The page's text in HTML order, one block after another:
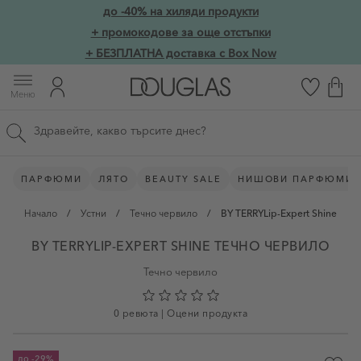
Прескачане към съдържаниетодо -40% на хиляди продукти
+ промокодове за още отстъпки
+ БЕЗПЛАТНА доставка с Box Now
Меню
ПАРФЮМИ ЛЯТО BEAUTY SALE НИШОВИ ПАРФЮМИ
Начало / Устни / Течно червило / BY TERRYLip-Expert Shine
BY TERRYLIP-EXPERT SHINE ТЕЧНО ЧЕРВИЛО
Течно червило
0 ревюта | Оцени продукта
до -29%